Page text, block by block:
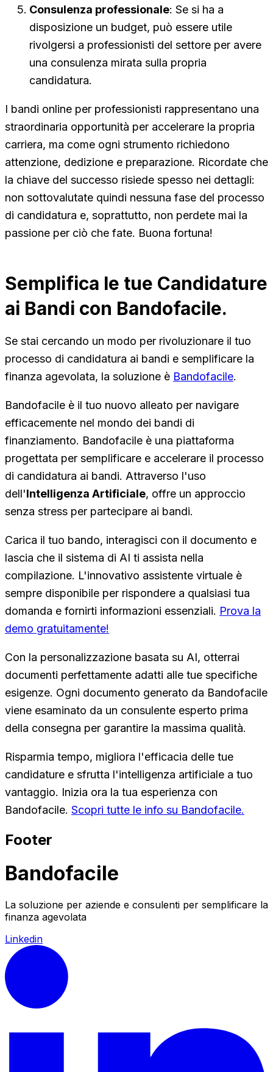
Consulenza professionale: Se si ha a
disposizione un budget, può essere utile
rivolgersi a professionisti del settore per avere
una consulenza mirata sulla propria
candidatura.
I bandi online per professionisti rappresentano una
straordinaria opportunità per accelerare la propria
carriera, ma come ogni strumento richiedono
attenzione, dedizione e preparazione. Ricordate che
la chiave del successo risiede spesso nei dettagli:
non sottovalutate quindi nessuna fase del processo
di candidatura e, soprattutto, non perdete mai la
passione per ciò che fate. Buona fortuna!
Semplifica le tue Candidature
ai Bandi con Bandofacile.
Se stai cercando un modo per rivoluzionare il tuo
processo di candidatura ai bandi e semplificare la
finanza agevolata, la soluzione è Bandofacile.
Bandofacile è il tuo nuovo alleato per navigare
efficacemente nel mondo dei bandi di
finanziamento. Bandofacile è una piattaforma
progettata per semplificare e accelerare il processo
di candidatura ai bandi. Attraverso l'uso
dell'Intelligenza Artificiale, offre un approccio
senza stress per partecipare ai bandi.
Carica il tuo bando, interagisci con il documento e
lascia che il sistema di AI ti assista nella
compilazione. L'innovativo assistente virtuale è
sempre disponibile per rispondere a qualsiasi tua
domanda e fornirti informazioni essenziali. Prova la
demo gratuitamente!
Con la personalizzazione basata su AI, otterrai
documenti perfettamente adatti alle tue specifiche
esigenze. Ogni documento generato da Bandofacile
viene esaminato da un consulente esperto prima
della consegna per garantire la massima qualità.
Risparmia tempo, migliora l'efficacia delle tue
candidature e sfrutta l'intelligenza artificiale a tuo
vantaggio. Inizia ora la tua esperienza con
Bandofacile. Scopri tutte le info su Bandofacile.
Footer
Bandofacile
La soluzione per aziende e consulenti per semplificare la
finanza agevolata
Linkedin